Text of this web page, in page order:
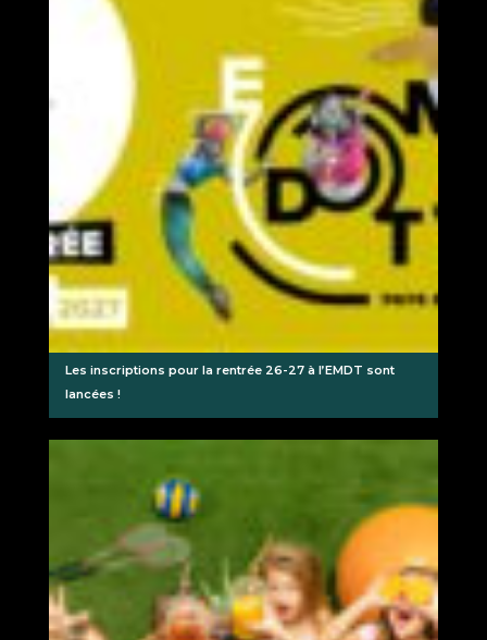
Les inscriptions pour la rentrée 26-27 à l’EMDT sont
lancées !